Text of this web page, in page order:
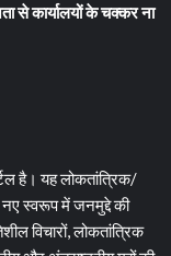
से कार्यालयों के चक्कर ना
है। यह लोकतांत्रिक/
नए स्वरूप में जनमुद्दे की
विचारों, लोकतांत्रिक